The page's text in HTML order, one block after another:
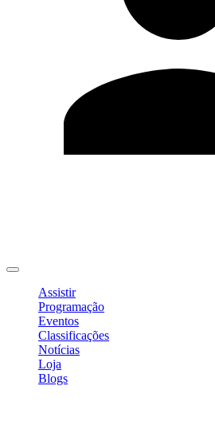
Assistir
Programação
Eventos
Classificações
Notícias
Loja
Blogs